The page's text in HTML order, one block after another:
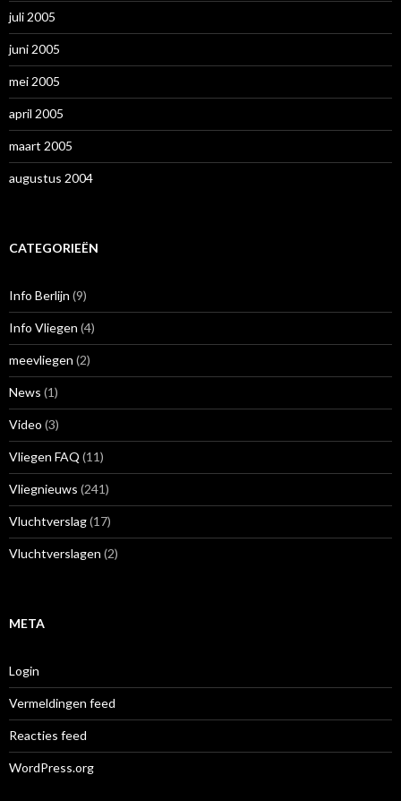
juli 2005
juni 2005
mei 2005
april 2005
maart 2005
augustus 2004
CATEGORIEËN
Info Berlijn (9)
Info Vliegen (4)
meevliegen (2)
News (1)
Video (3)
Vliegen FAQ (11)
Vliegnieuws (241)
Vluchtverslag(17)
Vluchtverslagen (2)
META
Login
Vermeldingen feed
Reacties feed
WordPress.org